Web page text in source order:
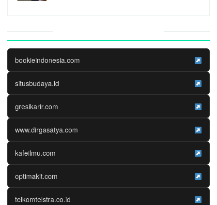
bookieindonesia.com
situsbudaya.id
gresikarir.com
www.dirgasatya.com
kafeilmu.com
optimakit.com
telkomtelstra.co.id